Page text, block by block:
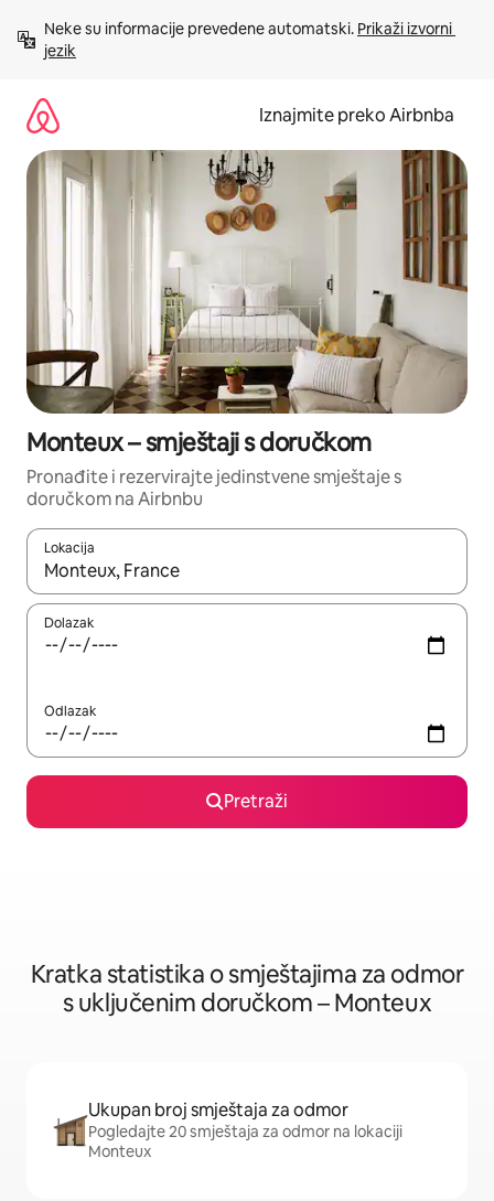
sadržaj
Neke su informacije prevedene automatski. Prikaži izvorni
jezik
Iznajmite preko Airbnba
Monteux – smještaji s doručkom
Pronađite i rezervirajte jedinstvene smještaje s
doručkom na Airbnbu
Lokacija
Kada budu dostupni rezultati, moći ćete ih pregledati
Dolazak
Odlazak
Pretraži
Kratka statistika o smještajima za odmor
s uključenim doručkom – Monteux
Ukupan broj smještaja za odmor
Pogledajte 20 smještaja za odmor na lokaciji
Monteux